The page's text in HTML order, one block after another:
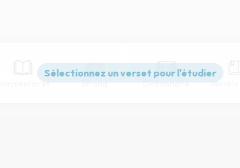
Commentaires Strong Dictionnaire Versets